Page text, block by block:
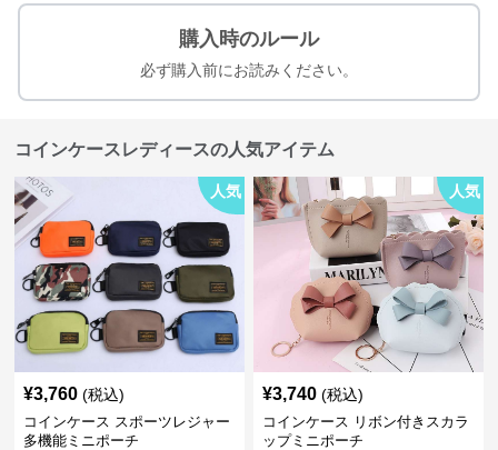
購入時のルール
必ず購入前にお読みください。
コインケースレディースの人気アイテム
人気
¥3,760 (税込)
コインケース スポーツレジャー
多機能ミニポーチ
人気
¥3,740 (税込)
コインケース リボン付きスカラ
ップミニポーチ